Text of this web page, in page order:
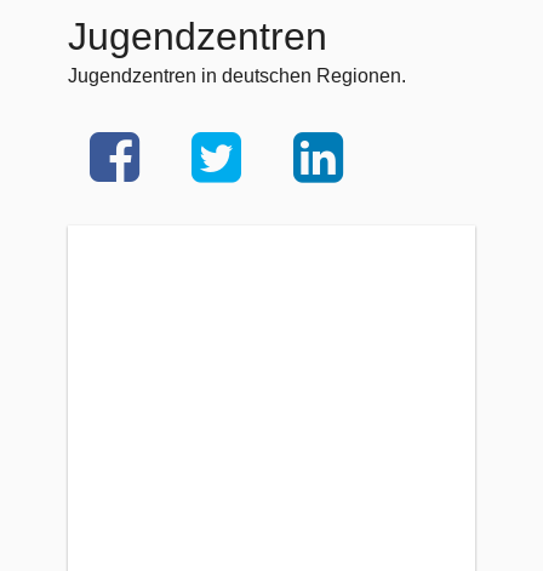
Jugendzentren
Jugendzentren in deutschen Regionen.